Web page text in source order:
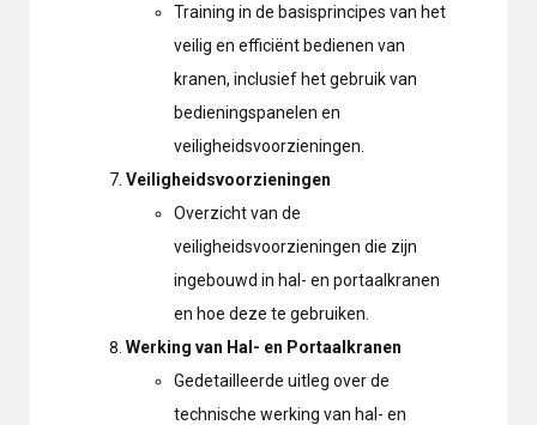
Training in de basisprincipes van het
veilig en efficiënt bedienen van
kranen, inclusief het gebruik van
bedieningspanelen en
veiligheidsvoorzieningen.
Veiligheidsvoorzieningen
Overzicht van de
veiligheidsvoorzieningen die zijn
ingebouwd in hal- en portaalkranen
en hoe deze te gebruiken.
Werking van Hal- en Portaalkranen
Gedetailleerde uitleg over de
technische werking van hal- en